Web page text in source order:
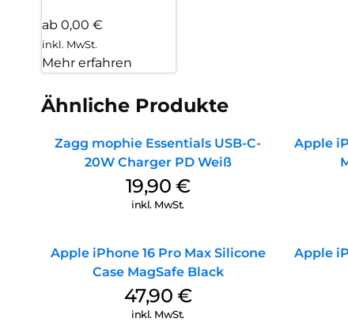
ab 0,00 €
inkl. MwSt.
Mehr erfahren
Ähnliche Produkte
Zagg mophie Essentials USB-C-
20W Charger PD Weiß
19,90 €
inkl. MwSt.
Apple
Apple iPhone 16 Pro Max Silicone
Case MagSafe Black
47,90 €
inkl. MwSt.
Apple